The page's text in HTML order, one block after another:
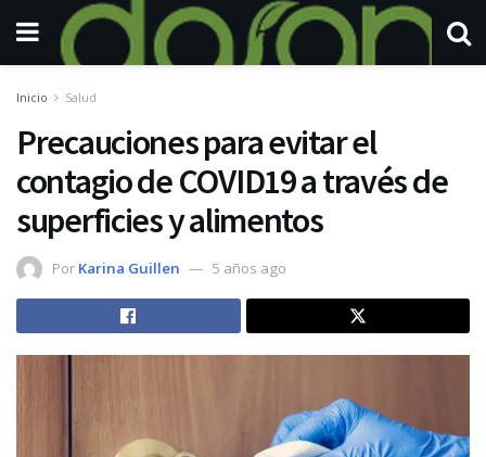
Inicio Salud
Precauciones para evitar el
contagio de COVID19 a través de
superficies y alimentos
Por Karina Guillen 5 años ago